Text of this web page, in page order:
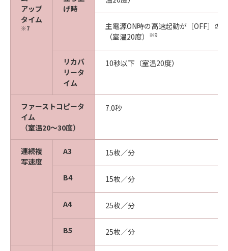
アップ
タイム
※7
げ時
主電源ON時の高速起動が［OFF］の
（室温20度）
※9
リカバ
リータ
イム
10秒以下（室温20度）
ファーストコピータ
イム
（室温20～30度）
7.0秒
連続複
写速度
A3 15枚／分
B4 15枚／分
A4 25枚／分
B5 25枚／分